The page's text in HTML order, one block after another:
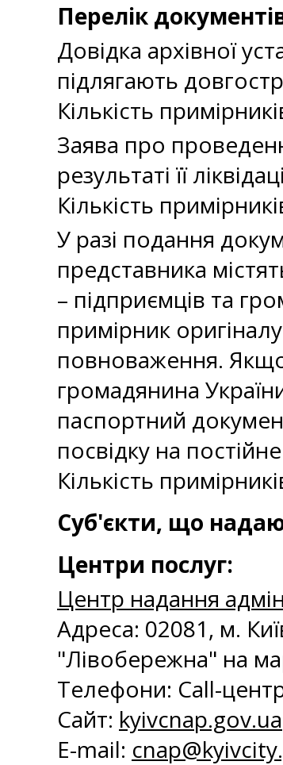
Перелік
Довідка архівної
підлягають
Кількість
Заява про
результаті її
Кількість
У разі подання
представника
– підприємців та
примірник
повноваження.
громадянина
паспортний
посвідку на
Кількість
Суб'єкти, що
Центри послуг:
Центр надання
Адреса: 02081, м.
"Лівобережна" на
Телефони: Call-
Сайт: kyivcnap.gov.ua
E-mail: с